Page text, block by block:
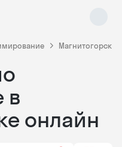
Магнитогорск
в
онлайн